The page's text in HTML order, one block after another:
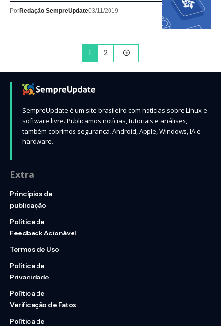
PorRedação SempreUpdate03/11/2019
1 2
SempreUpdate é um site brasileiro com notícias sobre Linux e
software livre. Publicamos notícias, tutoriais e análises,
também cobrimos segurança, Android, Apple, Windows, IA e
hardware.
Extra
Princípios de
publicação
Política de
Feedback Acionável
Termos de Uso
Política de
Privacidade
Política de
Verificação de Fatos
Política de